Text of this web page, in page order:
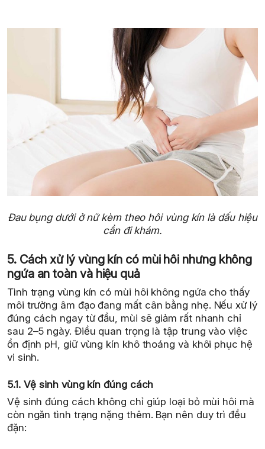
Đau bụng dưới ở nữ kèm theo hôi vùng kín là dấu hiệu
cần đi khám.
5. Cách xử lý vùng kín có mùi hôi nhưng không
ngứa an toàn và hiệu quả
Tình trạng vùng kín có mùi hôi không ngứa cho thấy
môi trường âm đạo đang mất cân bằng nhẹ. Nếu xử lý
đúng cách ngay từ đầu, mùi sẽ giảm rất nhanh chỉ
sau 2–5 ngày. Điều quan trọng là tập trung vào việc
ổn định pH, giữ vùng kín khô thoáng và khôi phục hệ
vi sinh.
5.1. Vệ sinh vùng kín đúng cách
Vệ sinh đúng cách không chỉ giúp loại bỏ mùi hôi mà
còn ngăn tình trạng nặng thêm. Bạn nên duy trì đều
đặn: